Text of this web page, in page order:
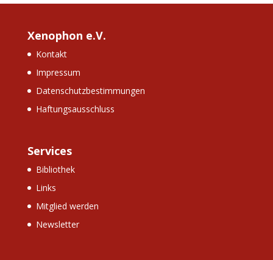
Xenophon e.V.
Kontakt
Impressum
Datenschutzbestimmungen
Haftungsausschluss
Services
Bibliothek
Links
Mitglied werden
Newsletter